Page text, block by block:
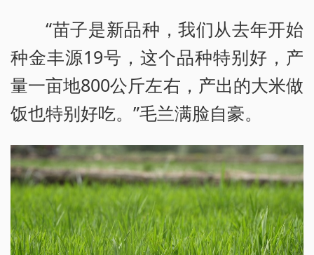
“苗子是新品种，我们从去年开始
种金丰源19号，这个品种特别好，产
量一亩地800公斤左右，产出的大米做
饭也特别好吃。”毛兰满脸自豪。